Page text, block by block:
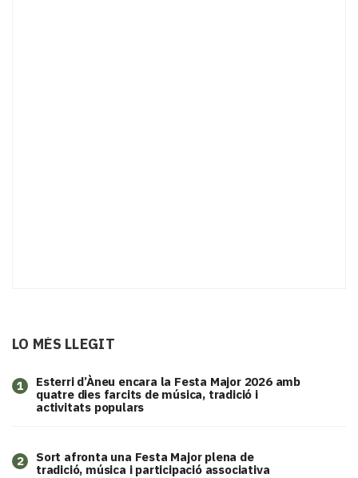
LO MÉS LLEGIT
1
Esterri d’Àneu encara la Festa Major 2026 amb
quatre dies farcits de música, tradició i
activitats populars
2
Sort afronta una Festa Major plena de
tradició, música i participació associativa